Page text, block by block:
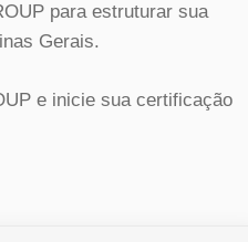
para estruturar sua
Gerais.
e inicie sua certificação